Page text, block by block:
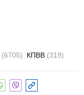
(6705) КПВВ (319)